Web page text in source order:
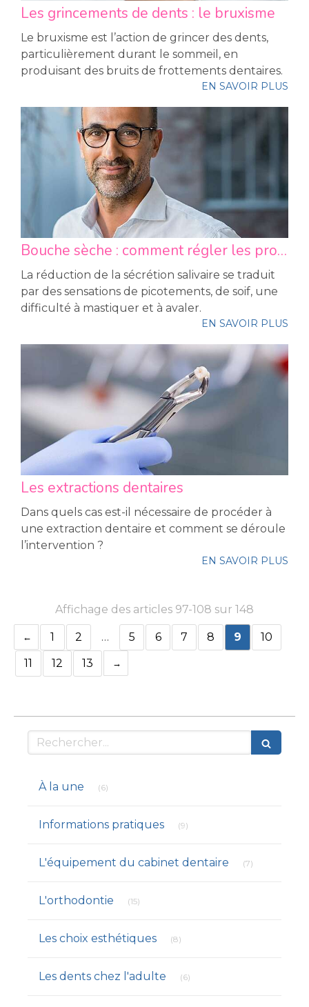
Les grincements de dents : le bruxisme
Le bruxisme est l’action de grincer des dents,
particulièrement durant le sommeil, en
produisant des bruits de frottements dentaires.
EN SAVOIR PLUS
Bouche sèche : comment régler les problèmes de débit salivaire ?
La réduction de la sécrétion salivaire se traduit
par des sensations de picotements, de soif, une
difficulté à mastiquer et à avaler.
EN SAVOIR PLUS
Les extractions dentaires
Dans quels cas est-il nécessaire de procéder à
une extraction dentaire et comment se déroule
l’intervention ?
EN SAVOIR PLUS
Affichage des articles 97-108 sur 148
1 2 … 5 6 7 8 9
10
11
12 13
Rechercher
À la une (6)
Informations pratiques (9)
L'équipement du cabinet dentaire (7)
L'orthodontie (15)
Les choix esthétiques (8)
Les dents chez l'adulte (6)